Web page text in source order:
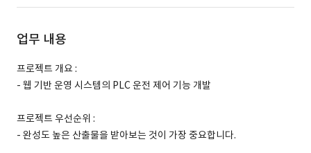
업무 내용
프로젝트 개요 :
- 웹 기반 운영 시스템의 PLC 운전 제어 기능 개발
프로젝트 우선순위 :
- 완성도 높은 산출물을 받아보는 것이 가장 중요합니다.